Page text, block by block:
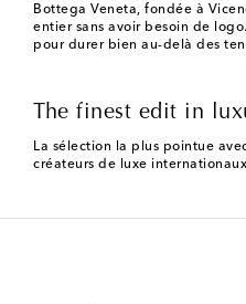
Bottega Veneta, fondée à
entier sans avoir besoin de
pour durer bien au-delà des
The finest edit in
La sélection la plus pointue
créateurs de luxe internationaux